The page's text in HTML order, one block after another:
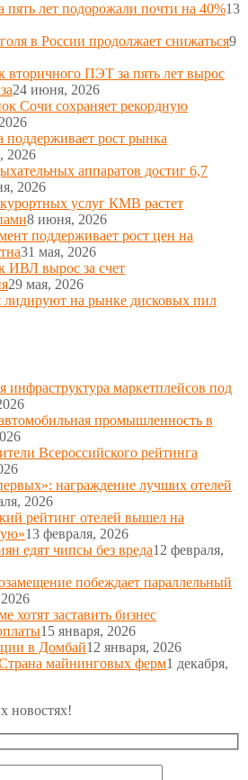
пять лет подорожали почти на 40%13
в России продолжает снижаться9
вторичного ПЭТ за пять лет вырос
24 июня, 2026
Сочи сохраняет рекордную
поддерживает рост рынка
2026
аппаратов достиг 6,7
2026
услуг КМВ растет
8 июня, 2026
поддерживает рост цен на
31 мая, 2026
ИВЛ вырос за счет
29 мая, 2026
лидируют на рынке дисковых пил
инфраструктура маркетплейсов под
промышленность в
Всероссийского рейтинга
награждение лучших отелей
2026
рейтинг отелей вышел на
13 февраля, 2026
едят чипсы без вреда12 февраля,
побеждает параллельный
хотят заставить бизнес
15 января, 2026
в Домбай12 января, 2026
майнинговых ферм1 декабря,
новостях!